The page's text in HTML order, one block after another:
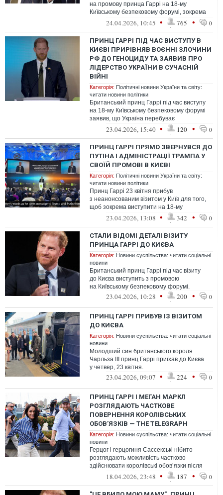
на промову принца Гаррі на 18-му
Київському безпековому форумі, зокрема
на його слова про роль США у війні Росії
24.04.2026, 10:45 • 765 • 0
ПРИНЦ ГАРРІ ПІД ЧАС ВИСТУПУ В
КИЄВІ ПРИРІВНЯВ ВОЄННІ ЗЛОЧИНИ
РФ ДО ГЕНОЦИДУ ТА ЗАЯВИВ ПРО
ЛІДЕРСТВО УКРАЇНИ В СУЧАСНІЙ
ВІЙНІ
Категорія: Політичні новини України та світу:
читати новини політики
Британський принц Гаррі під час виступу
на 18-му Київському безпековому форумі
заявив, що Україна перебуває
на передньому краї сучасної війни
23.04.2026, 15:40 • 120 • 0
ПРИНЦ ГАРРІ ПРЯМО ЗВЕРНУВСЯ ДО
ПУТІНА І АДМІНІСТРАЦІЇ ТРАМПА У
СВОЇЙ ПРОМОВІ В КИЄВІ
Категорія: Політичні новини України та світу:
читати новини політики
Принц Гаррі 23 квітня прибув
з неанонсованим візитом у Київ для того,
щоб зокрема виступити на 18-му
Київському безпековому форумі. Під час
23.04.2026, 13:08 • 342 • 0
СТАЛИ ВІДОМІ ДЕТАЛІ ВІЗИТУ
ПРИНЦА ГАРРІ ДО КИЄВА
Категорія: Новини суспільства: читати соціальні
новини
Британський принц Гаррі під час візиту
до Києва виступить з промовою
на Київському безпековому форумі.
23.04.2026, 10:28 • 200 • 0
ПРИНЦ ГАРРІ ПРИБУВ ІЗ ВІЗИТОМ
ДО КИЄВА
Категорія: Новини суспільства: читати соціальні
новини
Молодший син британського короля
Чарльза III принц Гаррі приїхав до Києва
у четвер, 23 квітня.
23.04.2026, 09:07 • 224 • 0
ПРИНЦ ГАРРІ І МЕГАН МАРКЛ
РОЗГЛЯДАЮТЬ ЧАСТКОВЕ
ПОВЕРНЕННЯ КОРОЛІВСЬКИХ
ОБОВʼЯЗКІВ — THE TELEGRAPH
Категорія: Новини суспільства: читати соціальні
новини
Герцог і герцогиня Сассекські нібито
розглядають можливість частково
здійснювати королівські обовʼязки після
успішного туру до Австралії.
18.04.2026, 23:48 • 187 • 0